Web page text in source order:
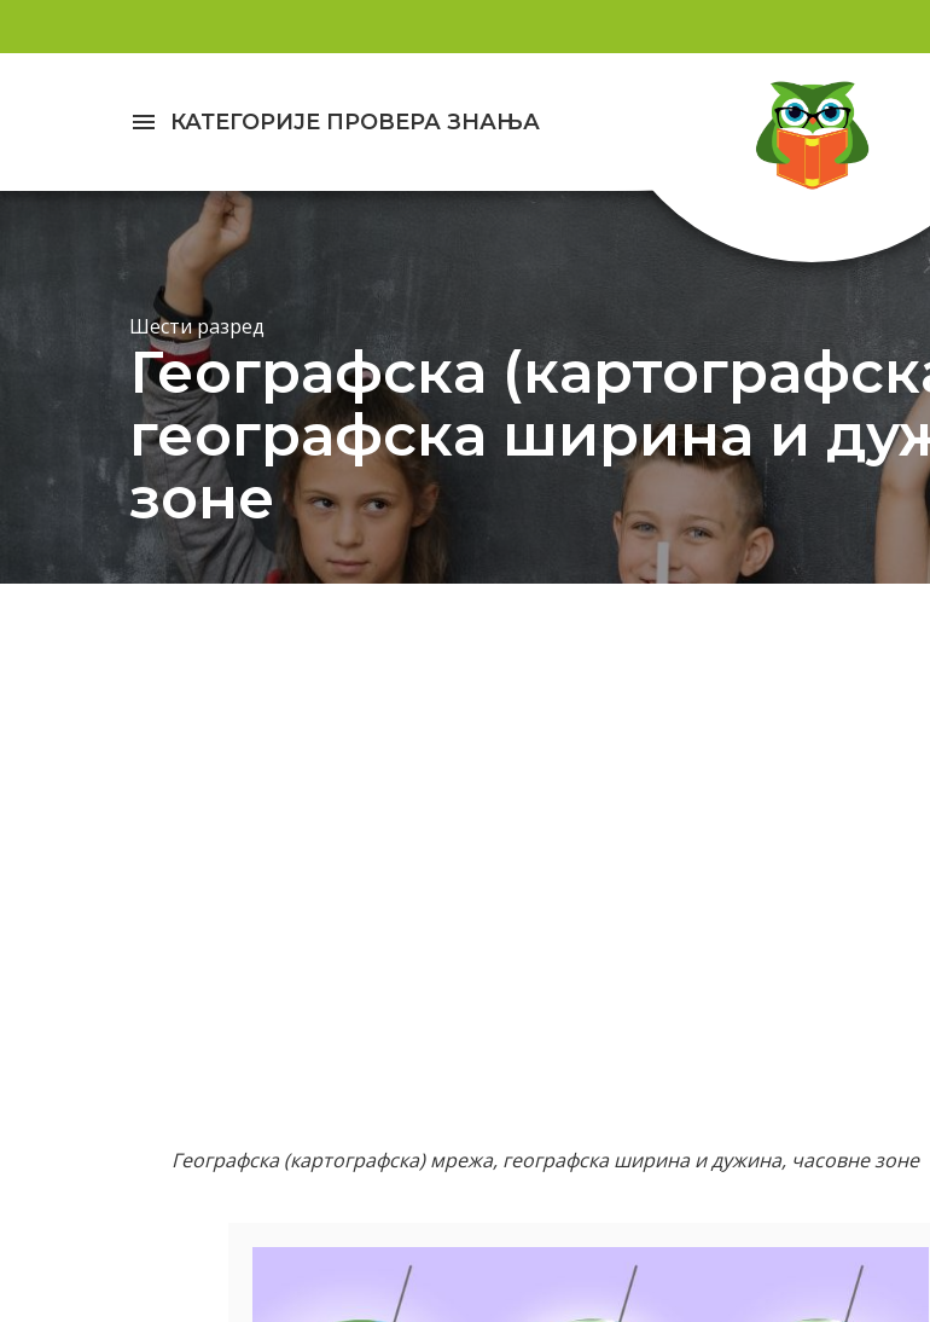
menu КАТЕГОРИЈЕ ПРОВЕРА ЗНАЊА
Шести разред
Географска
географска ширина и
зоне
Географска (картографска) мрежа, географска ширина и дужина, часовне зоне